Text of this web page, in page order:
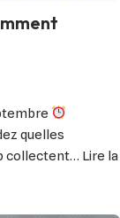
quelles
collectent… Lire la